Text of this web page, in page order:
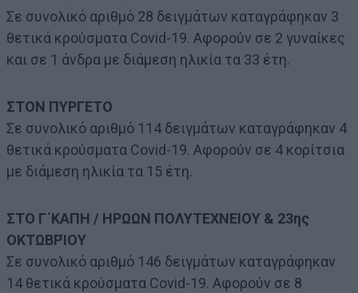
Σε συνολικό αριθμό 28 δειγμάτων καταγράφηκαν 3
θετικά κρούσματα Covid-19. Αφορούν σε 2 γυναίκες
και σε 1 άνδρα με διάμεση ηλικία τα 33 έτη.
ΣΤΟΝ ΠΥΡΓΕΤΟ
Σε συνολικό αριθμό 114 δειγμάτων καταγράφηκαν 4
θετικά κρούσματα Covid-19. Αφορούν σε 4 κορίτσια
με διάμεση ηλικία τα 15 έτη.
ΣΤΟ Γ΄ΚΑΠΗ / ΗΡΩΩΝ ΠΟΛΥΤΕΧΝΕΙΟΥ & 23ης
ΟΚΤΩΒΡΊΟΥ
Σε συνολικό αριθμό 146 δειγμάτων καταγράφηκαν
14 θετικά κρούσματα Covid-19. Αφορούν σε 8